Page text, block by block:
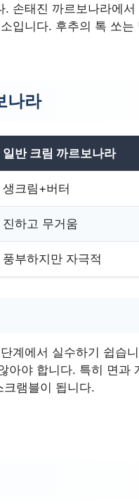
손태진 까르보나라에서
입니다. 후추의 톡 쏘는
나라
일반 크림 까르보나라
생크림+버터
진하고 무거움
풍부하지만 자극적
계에서 실수하기 쉽습
아야 합니다. 특히 면과
램블이 됩니다.